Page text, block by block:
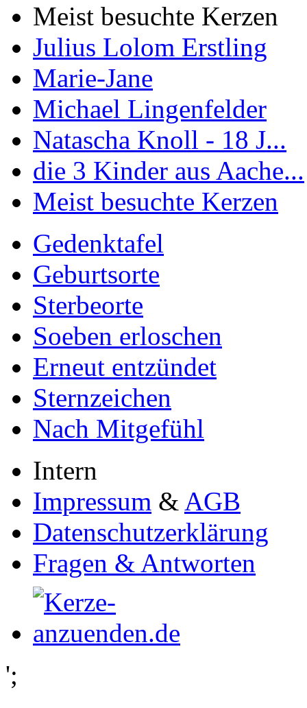
Meist besuchte Kerzen
Julius Lolom Erstling
Marie-Jane
Michael Lingenfelder
Natascha Knoll - 18 J...
die 3 Kinder aus Aache...
Meist besuchte Kerzen
Gedenktafel
Geburtsorte
Sterbeorte
Soeben erloschen
Erneut entzündet
Sternzeichen
Nach Mitgefühl
Intern
Impressum & AGB
Datenschutzerklärung
Fragen & Antworten
';